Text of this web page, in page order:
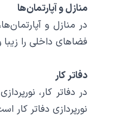
منازل و آپارتمان‌ها
در منازل و
فضاهای داخلی را
دفاتر کار
نورپردازی دفاتر کار